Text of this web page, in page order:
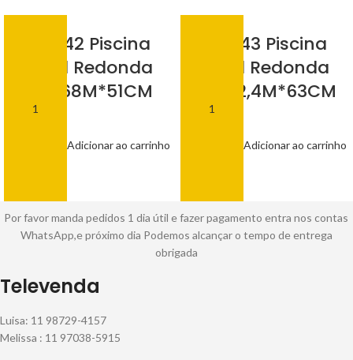
BM-F1142 Piscina
Inflavel Redonda
690L 1,68M*51CM
Adicionar ao carrinho
BM-F1143 Piscina
Inflavel Redonda
2600L 2,4M*63CM
Adicionar ao carrinho
Por favor manda pedidos 1 dia útil e fazer pagamento entra nos contas
WhatsApp,e próximo dia Podemos alcançar o tempo de entrega
obrigada
Televenda
Luisa: 11 98729-4157
Melissa : 11 97038-5915